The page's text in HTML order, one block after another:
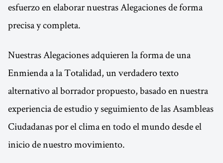
esfuerzo en elaborar nuestras Alegaciones de forma
precisa y completa.
Nuestras Alegaciones adquieren la forma de una
Enmienda a la Totalidad, un verdadero texto
alternativo al borrador propuesto, basado en nuestra
experiencia de estudio y seguimiento de las Asambleas
Ciudadanas por el clima en todo el mundo desde el
inicio de nuestro movimiento.